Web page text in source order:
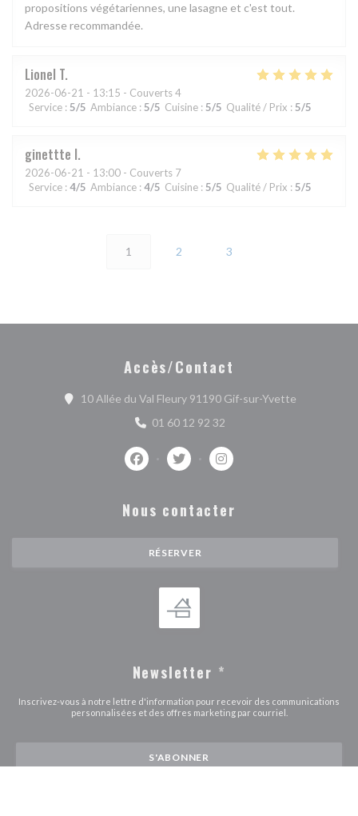
propositions végétariennes, une lasagne et c'est tout.
Adresse recommandée.
Lionel T
2026-06-21 - 13:15 - Couverts 4
Service : 5/5 Ambiance : 5/5 Cuisine : 5/5 Qualité / Prix : 5/5
ginettte I
2026-06-21 - 13:00 - Couverts 7
Service : 4/5 Ambiance : 4/5 Cuisine : 5/5 Qualité / Prix : 5/5
1 2 3
Accès/Contact
10 Allée du Val Fleury 91190 Gif-sur-Yvette((ouvre une
01 60 12 92 32
Facebook ((ouvre une nouvelle fenêtre))
Twitter ((ouvre une nouvelle
Instagram ((ouvre une
Nous contacter
RÉSERVER
Newsletter *
Inscrivez-vous à notre lettre d'information pour recevoir des communications
personnalisées et des offres marketing par courriel.
S'ABONNER